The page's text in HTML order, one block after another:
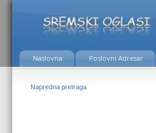
Naslovna Poslovni Adresar
Napredna pretraga